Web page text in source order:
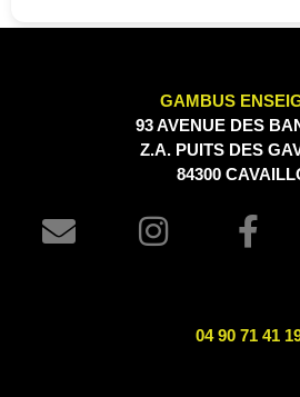
GAMBUS
93 AVENUE DES
Z.A. PUITS DES
84300
04 90 71 41